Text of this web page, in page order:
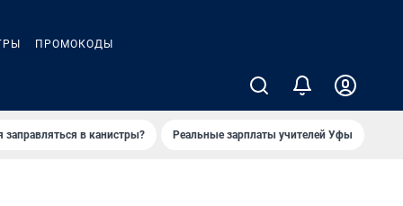
ПРОМОКОДЫ
заправляться в канистры? Реальные зарплаты учителей Уфы